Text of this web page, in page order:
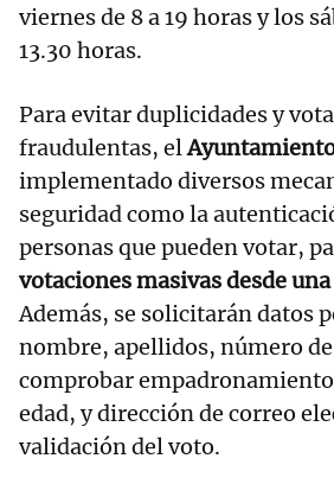
viernes de 8 a 19 horas y los
13.30 horas.
Para evitar duplicidades y
fraudulentas, el
implementado diversos
seguridad como la
personas que pueden votar,
votaciones masivas desde
Además, se solicitarán datos
nombre, apellidos, número
comprobar
edad, y dirección de correo
validación del voto.